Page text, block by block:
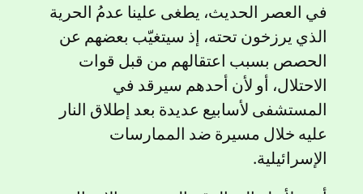
في العصر الحديث، يطغى علينا عدمُ الحرية
الذي يرزخون تحته، إذ سيتغيّب بعضهم عن
الحصص بسبب اعتقالهم من قبل قوات
الاحتلال، أو لأن أحدهم سيرقد في
المستشفى لأسابيع عديدة بعد إطلاق النار
عليه خلال مسيرة ضد الممارسات
الإسرائيلية.